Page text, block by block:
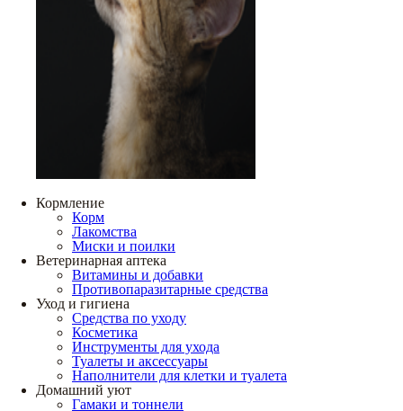
Кормление
Корм
Лакомства
Миски и поилки
Ветеринарная аптека
Витамины и добавки
Противопаразитарные средства
Уход и гигиена
Средства по уходу
Косметика
Инструменты для ухода
Туалеты и аксессуары
Наполнители для клетки и туалета
Домашний уют
Гамаки и тоннели